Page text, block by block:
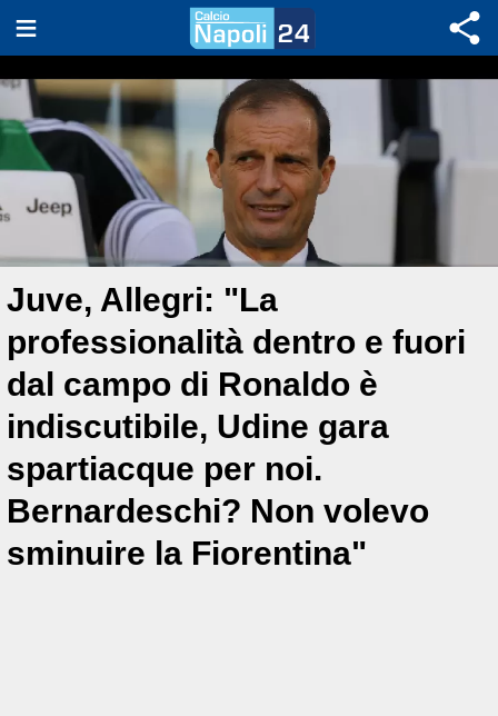
Juve, Allegri: "La
professionalità dentro e fuori
dal campo di Ronaldo è
indiscutibile, Udine gara
spartiacque per noi.
Bernardeschi? Non volevo
sminuire la Fiorentina"